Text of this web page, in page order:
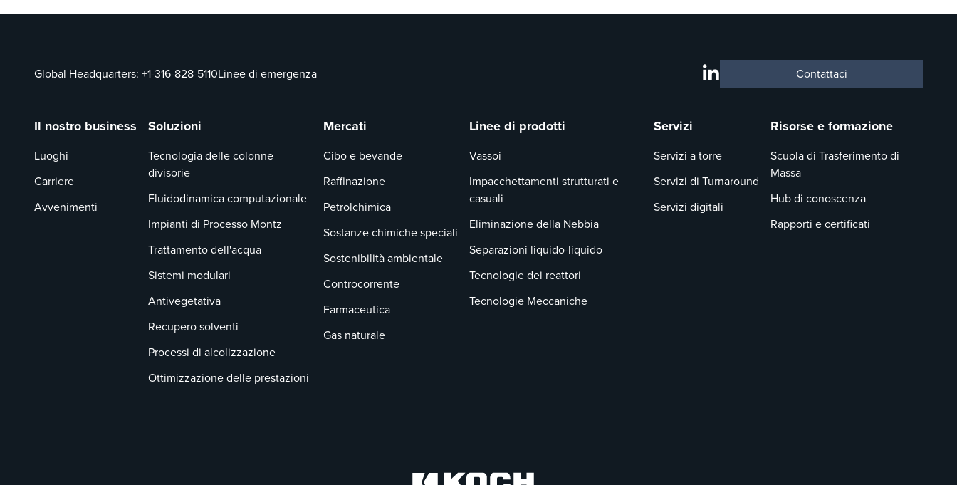
Global Headquarters: +1-316-828-5110Linee di emergenza Contattaci
Il nostro business
Luoghi
Carriere
Avvenimenti
Soluzioni
Tecnologia delle colonne
divisorie
Fluidodinamica computazionale
Impianti di Processo Montz
Trattamento dell'acqua
Sistemi modulari
Antivegetativa
Recupero solventi
Processi di alcolizzazione
Ottimizzazione delle prestazioni
Mercati
Cibo e bevande
Raffinazione
Petrolchimica
Sostanze chimiche speciali
Sostenibilità ambientale
Controcorrente
Farmaceutica
Gas naturale
Linee di prodotti
Vassoi
Impacchettamenti strutturati e
casuali
Eliminazione della Nebbia
Separazioni liquido-liquido
Tecnologie dei reattori
Tecnologie Meccaniche
Servizi
Servizi a torre
Servizi di Turnaround
Servizi digitali
Risorse e formazione
Scuola di Trasferimento di
Massa
Hub di conoscenza
Rapporti e certificati